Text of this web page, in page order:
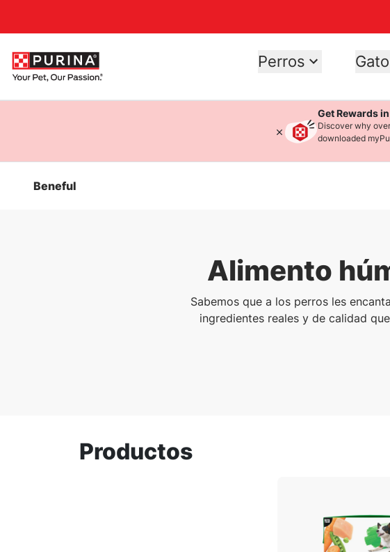
Perros
Get Rewards
Discover why
downloaded
Beneful
Alimento
Sabemos que a los perros les
ingredientes reales y de calidad
Productos